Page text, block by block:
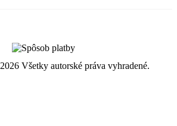
2026 Všetky autorské práva vyhradené.